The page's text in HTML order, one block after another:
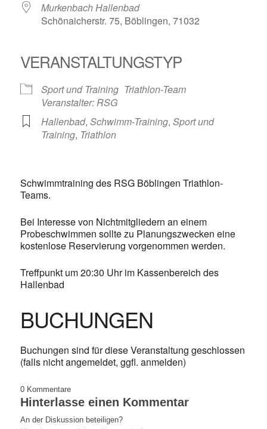
Murkenbach Hallenbad
Schönaicherstr. 75, Böblingen, 71032
VERANSTALTUNGSTYP
Sport und Training Triathlon-Team
Veranstalter: RSG
Hallenbad, Schwimm-Training, Sport und
Training, Triathlon
Schwimmtraining des RSG Böblingen Triathlon-
Teams.
Bei Interesse von Nichtmitgliedern an einem
Probeschwimmen sollte zu Planungszwecken eine
kostenlose Reservierung vorgenommen werden.
Treffpunkt um 20:30 Uhr im Kassenbereich des
Hallenbad
BUCHUNGEN
Buchungen sind für diese Veranstaltung geschlossen
(falls nicht angemeldet, ggfl. anmelden)
0 Kommentare
Hinterlasse einen Kommentar
An der Diskussion beteiligen?